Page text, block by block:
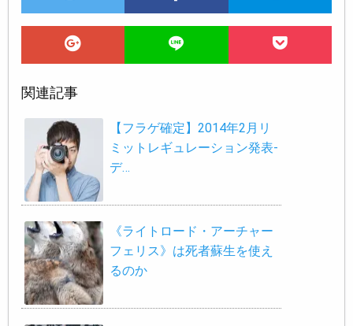
関連記事
【フラゲ確定】2014年2月リ
ミットレギュレーション発表-
デ…
《ライトロード・アーチャー
フェリス》は死者蘇生を使え
るのか